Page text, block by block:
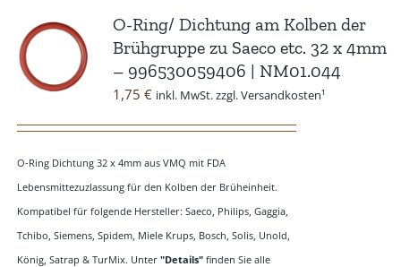
O-Ring/ Dichtung am Kolben der
Brühgruppe zu Saeco etc. 32 x 4mm
– 996530059406 | NM01.044
1,75 € inkl. MwSt. zzgl. Versandkosten¹
O-Ring Dichtung 32 x 4mm aus VMQ mit FDA
Lebensmittezuzlassung für den Kolben der Brüheinheit.
Kompatibel für folgende Hersteller: Saeco, Philips, Gaggia,
Tchibo, Siemens, Spidem, Miele Krups, Bosch, Solis, Unold,
König, Satrap & TurMix. Unter "Details"finden Sie alle